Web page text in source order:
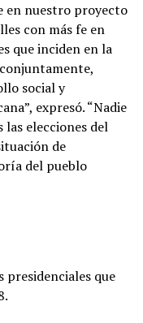
en nuestro proyecto
con más fe en
que inciden en la
social y
expresó. “Nadie
elecciones del
de
del pueblo
presidenciales que